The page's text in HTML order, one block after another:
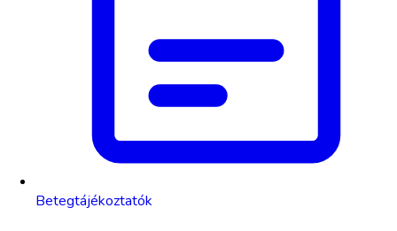
Betegtájékoztatók